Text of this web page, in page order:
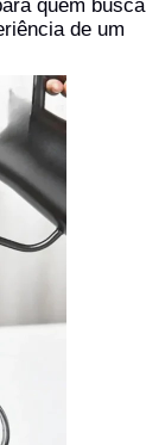
quem busca
de um